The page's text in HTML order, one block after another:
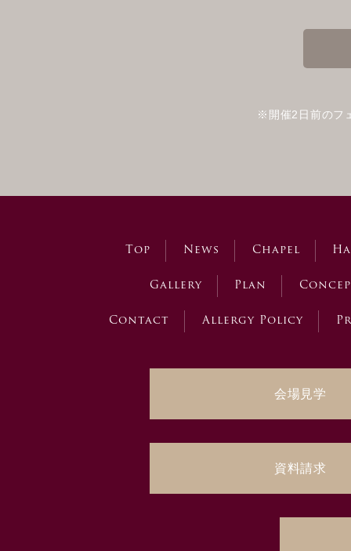
※開催2日前のフ
Top News Chapel
Gallery Plan
Contact Allergy Policy
会場見学
資料請求